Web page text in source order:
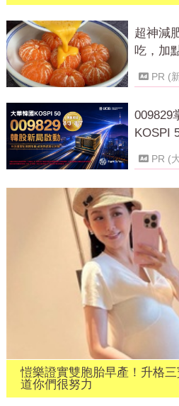
超神減
吃，加
PR (
009829
KOSPI
PR (
愷樂證實雙胞胎早產！升格
道你們很努力